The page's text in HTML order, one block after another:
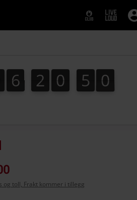
6
6 2
2 0
0 4
5
4 7
8
7
9
8
og toll, Frakt kommer i tillegg